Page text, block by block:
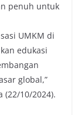
penuh untuk
UMKM di
edukasi
global,”
10/2024).